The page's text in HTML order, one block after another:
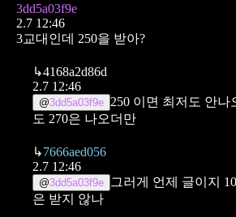
3dd5a03f9e
2.7 12:46
3교대인데 250을 받아?
↳4168a2d86d
2.7 12:46
@3dd5a03f9e 250 이면 최저도 안나
도 270은 나오더만
↳7666aed056
2.7 12:46
@3dd5a03f9e
그러게 언제 글이지
은 받지 않나